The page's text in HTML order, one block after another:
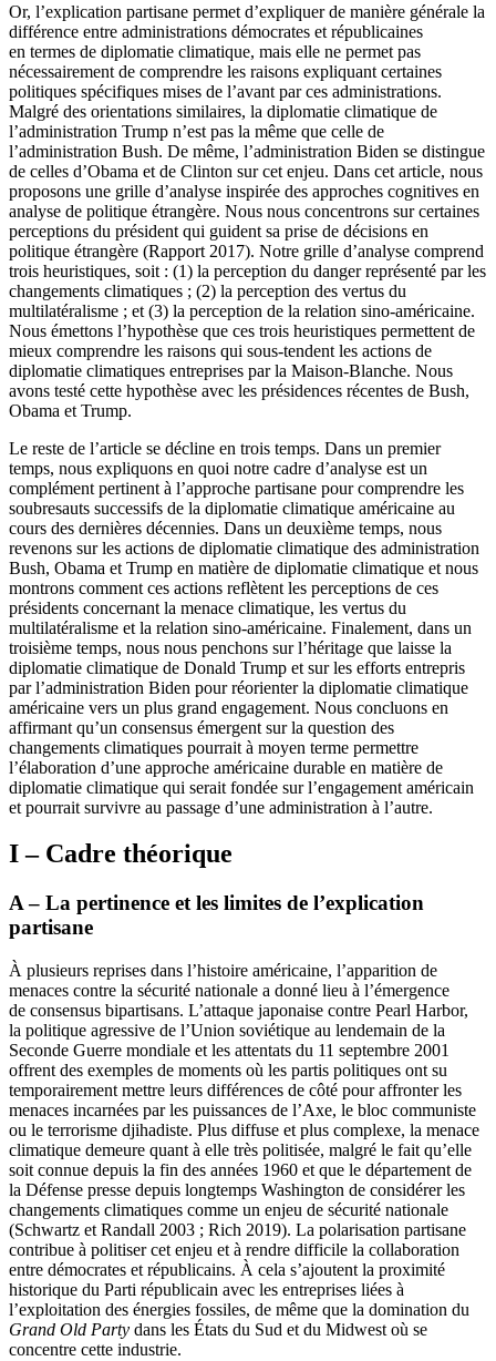
Or, l’explication partisane permet d’expliquer de manière générale la
différence entre administrations démocrates et républicaines
en termes de diplomatie climatique, mais elle ne permet pas
nécessairement de comprendre les raisons expliquant certaines
politiques spécifiques mises de l’avant par ces administrations.
Malgré des orientations similaires, la diplomatie climatique de
l’administration Trump n’est pas la même que celle de
l’administration Bush. De même, l’administration Biden se distingue
de celles d’Obama et de Clinton sur cet enjeu. Dans cet article, nous
proposons une grille d’analyse inspirée des approches cognitives en
analyse de politique étrangère. Nous nous concentrons sur certaines
perceptions du président qui guident sa prise de décisions en
politique étrangère (Rapport 2017). Notre grille d’analyse comprend
trois heuristiques, soit : (1) la perception du danger représenté par les
changements climatiques ; (2) la perception des vertus du
multilatéralisme ; et (3) la perception de la relation sino-américaine.
Nous émettons l’hypothèse que ces trois heuristiques permettent de
mieux comprendre les raisons qui sous-tendent les actions de
diplomatie climatiques entreprises par la Maison-Blanche. Nous
avons testé cette hypothèse avec les présidences récentes de Bush,
Obama et Trump.
Le reste de l’article se décline en trois temps. Dans un premier
temps, nous expliquons en quoi notre cadre d’analyse est un
complément pertinent à l’approche partisane pour comprendre les
soubresauts successifs de la diplomatie climatique américaine au
cours des dernières décennies. Dans un deuxième temps, nous
revenons sur les actions de diplomatie climatique des administration
Bush, Obama et Trump en matière de diplomatie climatique et nous
montrons comment ces actions reflètent les perceptions de ces
présidents concernant la menace climatique, les vertus du
multilatéralisme et la relation sino-américaine. Finalement, dans un
troisième temps, nous nous penchons sur l’héritage que laisse la
diplomatie climatique de Donald Trump et sur les efforts entrepris
par l’administration Biden pour réorienter la diplomatie climatique
américaine vers un plus grand engagement. Nous concluons en
affirmant qu’un consensus émergent sur la question des
changements climatiques pourrait à moyen terme permettre
l’élaboration d’une approche américaine durable en matière de
diplomatie climatique qui serait fondée sur l’engagement américain
et pourrait survivre au passage d’une administration à l’autre.
I – Cadre théorique
A – La pertinence et les limites de l’explication
partisane
À plusieurs reprises dans l’histoire américaine, l’apparition de
menaces contre la sécurité nationale a donné lieu à l’émergence
de consensus bipartisans. L’attaque japonaise contre Pearl Harbor,
la politique agressive de l’Union soviétique au lendemain de la
Seconde Guerre mondiale et les attentats du 11 septembre 2001
offrent des exemples de moments où les partis politiques ont su
temporairement mettre leurs différences de côté pour affronter les
menaces incarnées par les puissances de l’Axe, le bloc communiste
ou le terrorisme djihadiste. Plus diffuse et plus complexe, la menace
climatique demeure quant à elle très politisée, malgré le fait qu’elle
soit connue depuis la fin des années 1960 et que le département de
la Défense presse depuis longtemps Washington de considérer les
changements climatiques comme un enjeu de sécurité nationale
(Schwartz et Randall 2003 ; Rich 2019). La polarisation partisane
contribue à politiser cet enjeu et à rendre difficile la collaboration
entre démocrates et républicains. À cela s’ajoutent la proximité
historique du Parti républicain avec les entreprises liées à
l’exploitation des énergies fossiles, de même que la domination du
Grand Old Party dans les États du Sud et du Midwest où se
concentre cette industrie.